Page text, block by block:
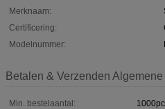
Merknaam:
Certificering:
Modelnummer:
Betalen & Verzenden
Min. bestelaantal: